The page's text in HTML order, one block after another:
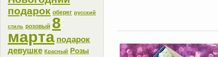
подарок оберег русский
стиль розовый 8
марта подарок
девушке Красный Розы